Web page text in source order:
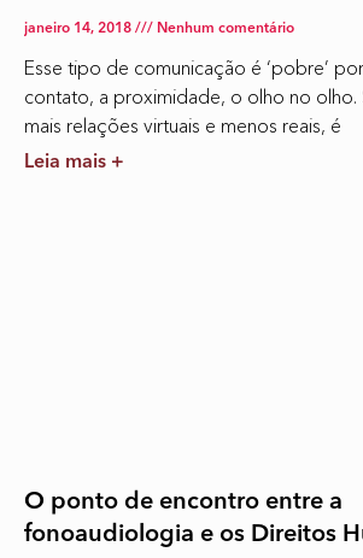
janeiro 14, 2018 Nenhum comentário
Esse tipo de comunicação é ‘pobre’
contato, a proximidade, o olho no olho.
mais relações virtuais e menos reais, é
Leia mais +
O ponto de encontro entre a
fonoaudiologia e os Direitos